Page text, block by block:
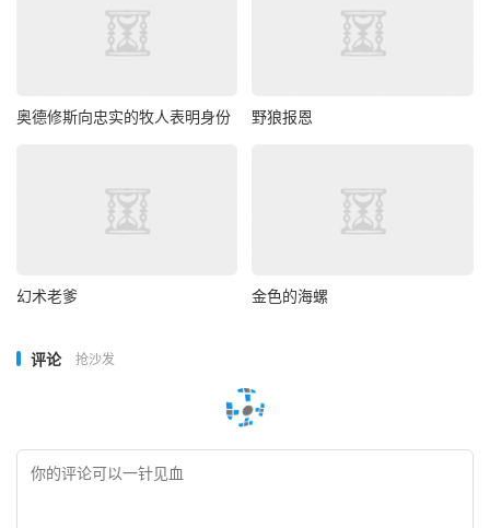
奥德修斯向忠实的牧人表明身份 野狼报恩
幻术老爹 金色的海螺
评论 抢沙发